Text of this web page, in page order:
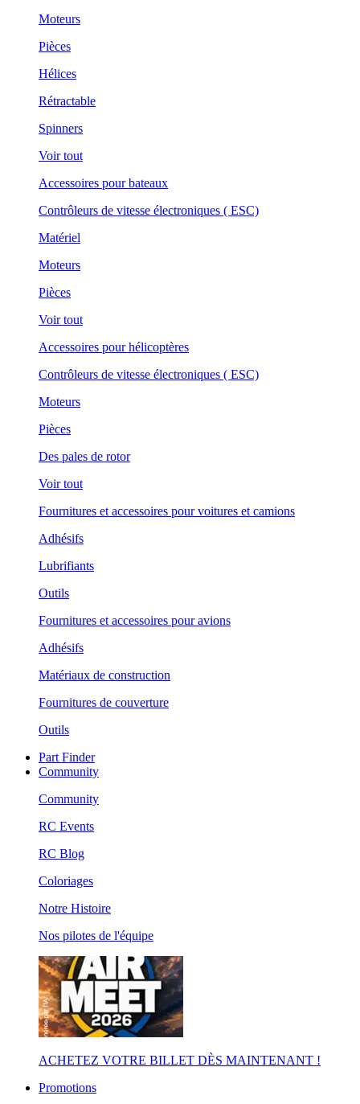
Moteurs
Pièces
Hélices
Rétractable
Spinners
Voir tout
Accessoires pour bateaux
Contrôleurs de vitesse électroniques ( ESC)
Matériel
Moteurs
Pièces
Voir tout
Accessoires pour hélicoptères
Contrôleurs de vitesse électroniques ( ESC)
Moteurs
Pièces
Des pales de rotor
Voir tout
Fournitures et accessoires pour voitures et camions
Adhésifs
Lubrifiants
Outils
Fournitures et accessoires pour avions
Adhésifs
Matériaux de construction
Fournitures de couverture
Outils
Part Finder
Community
Community
RC Events
RC Blog
Coloriages
Notre Histoire
Nos pilotes de l'équipe
ACHETEZ VOTRE BILLET DÈS MAINTENANT !
Promotions